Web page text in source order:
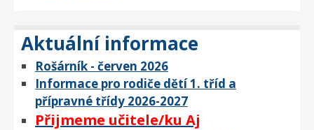
Aktuální informace
Rošárník - červen 2026
Informace pro rodiče dětí 1. tříd a
přípravné třídy 2026-2027
Přijmeme učitele/ku Aj